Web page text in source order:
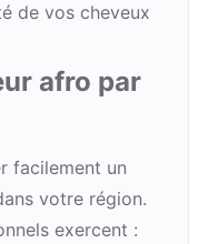
de vos cheveux
afro par
facilement un
votre région.
exercent :